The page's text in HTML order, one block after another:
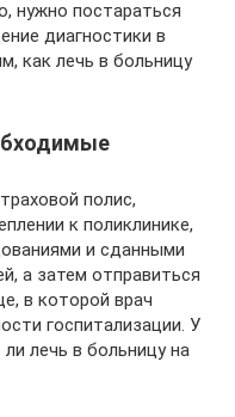
нужно постараться
диагностики в
как лечь в больницу
полис,
к поликлинике,
и сданными
а затем отправиться
в которой врач
госпитализации. У
лечь в больницу на